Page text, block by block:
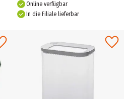
Online verfügbar
In die Filiale lieferbar